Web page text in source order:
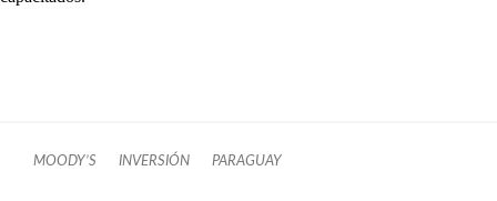
MOODY’S INVERSIÓN PARAGUAY